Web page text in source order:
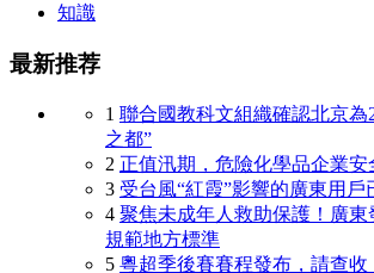
知識
最新推荐
1 聯合國教科文組織確認北京為
之都”
2 正值汛期，危險化學品企業安
3 受台風“紅霞”影響的廣東用戶
4 聚焦未成年人救助保護！廣東
規範地方標準
5 粵超季後賽賽程發布，請查收